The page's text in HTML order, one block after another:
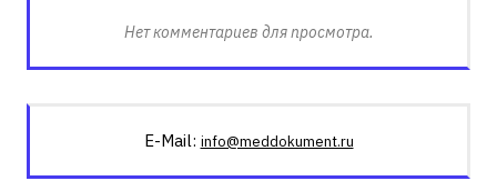
Нет комментариев для просмотра.
E-Mail: info@meddokument.ru